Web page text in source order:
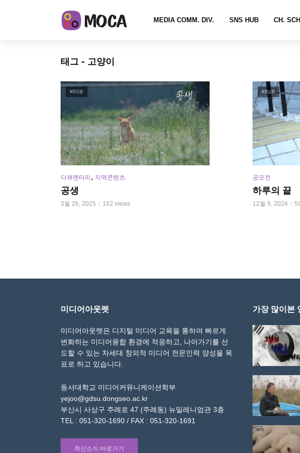
MEDIA COMM. DIV. SNS HUB CH.
태그 - 고양이
비디오
다큐멘터리 , 지역콘텐츠
공생
3월 26, 2025 162 views
비디오
공모전
하루의 끝
12월 9, 2024
미디어아웃렛
미디어아웃렛은 디지털 미디어 교육을 통하여 빠르게
변화하는 미디어융합 환경에 적응하고, 나아가기를 선
도할 수 있는 차세대 창의적 미디어 전문인력 양성을 목
표로 하고 있습니다.
동서대학교 미디어커뮤니케이션학부
yejoo@gdsu.dongseo.ac.kr
부산시 사상구 주례로 47 (주례동) 뉴밀레니엄관 3층
TEL : 051-320-1690 / FAX : 051-320-1691
최신소식 바로가기
가장 많이본